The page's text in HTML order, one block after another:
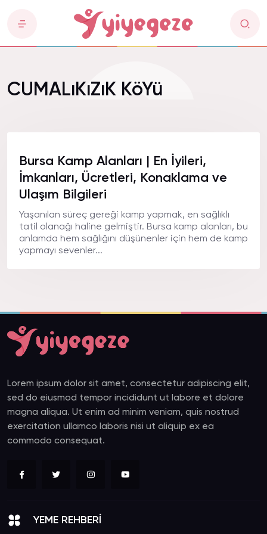
CUMALıKıZıK KöYü
Bursa Kamp Alanları | En İyileri,
İmkanları, Ücretleri, Konaklama ve
Ulaşım Bilgileri
Yaşanılan süreç gereği kamp yapmak, en sağlıklı
tatil olanağı haline gelmiştir. Bursa kamp alanları, bu
anlamda hem sağlığını düşünenler için hem de kamp
yapmayı sevenler...
Lorem ipsum dolor sit amet, consectetur adipiscing elit,
sed do eiusmod tempor incididunt ut labore et dolore
magna aliqua. Ut enim ad minim veniam, quis nostrud
exercitation ullamco laboris nisi ut aliquip ex ea
commodo consequat.
YEME REHBERİ